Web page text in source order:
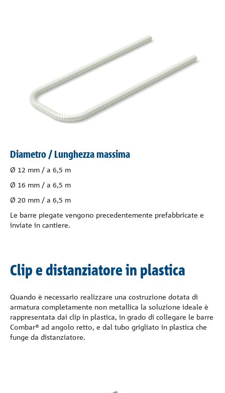
Diametro / Lunghezza massima
Ø 12 mm / a 6,5 m
Ø 16 mm / a 6,5 m
Ø 20 mm / a 6,5 m
Le barre piegate vengono precedentemente prefabbricate e
inviate in cantiere.
Clip e distanziatore in plastica
Quando è necessario realizzare una costruzione dotata di
armatura completamente non metallica la soluzione ideale è
rappresentata dai clip in plastica, in grado di collegare le barre
Combar® ad angolo retto, e dal tubo grigliato in plastica che
funge da distanziatore.